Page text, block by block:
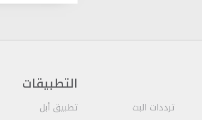
ترددات البث
التطبيقات
تطبيق أبل